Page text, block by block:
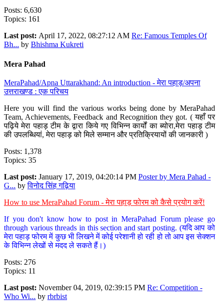
Posts: 6,630
Topics: 161
Last post: April 17, 2022, 08:27:12 AM Re: Famous Temples Of
Bh... by Bhishma Kukreti
Mera Pahad
MeraPahad/Apna Uttarakhand: An introduction - मेरा पहाड़/अपना
उत्तराखण्ड : एक परिचय
Here you will find the various works being done by MeraPahad
Team, Achievements, Feedback and Recognition they got. ( यहाँ पर
पढ़िये मेरा पहाड़ टीम के द्वारा किये गए विभिन्न कार्यों का ब्योरा,मेरा पहाड़ टीम
की उपलब्धियां, मेरा पहाड़ को मिले सम्मान और प्रतिक्रियायों की जानकारी )
Posts: 1,378
Topics: 35
Last post: January 17, 2019, 04:20:14 PM Poster by Mera Pahad -
G... byविनोद सिंह गढ़िया
How to use MeraPahad Forum - मेरा पहाड़ फोरम को कैसे प्रयोग करें!
If you don't know how to post in MeraPahad Forum please go
through various threads in this section and start posting. (यदि आप को
मेरा पहाड़ फोरम में कुछ भी लिखने में कोई परेशानी हो रही हो तो आप इस सेक्शन
के विभिन्न लेखों से मदद ले सकते हैं।)
Posts: 276
Topics: 11
Last post: November 04, 2019, 02:39:15 PM Re: Competition -
Who Wi... by rbrbist